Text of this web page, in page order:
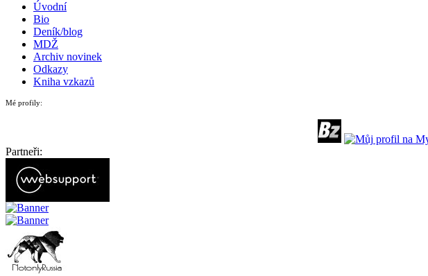
Úvodní
Bio
Deník/blog
MDŽ
Archiv novinek
Odkazy
Kniha vzkazů
Mé profily:
Partneři: